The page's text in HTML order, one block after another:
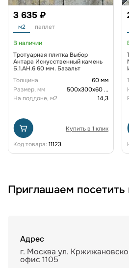
3 635 ₽
м2 паллет
В наличии
Тротуарная плитка Выбор
Антара Искусственный камень
Б.1.АН.6 60 мм. Базальт
Толщина
60 мм
Размер, мм
500х300х60...
На поддоне, м2
14,3
Купить в 1 клик
Код товара: 11123
Приглашаем
Адрес
г. Москва ул.
офис 1105